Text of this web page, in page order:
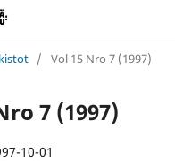
/ Vol 15 Nro 7 (1997)
7 (1997)
10-01